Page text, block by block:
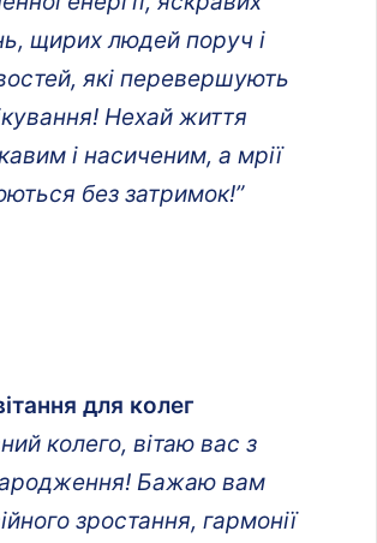
щирих людей поруч і
які перевершують
Нехай життя
і насиченим, а мрії
без затримок!”
для колег
колего, вітаю вас з
Бажаю вам
зростання, гармонії